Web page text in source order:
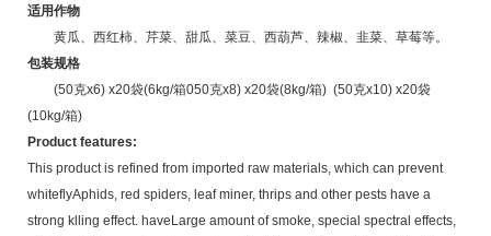
适用作物
黄瓜、西红柿、芹菜、甜瓜、菜豆、西葫芦、辣椒、韭菜、草莓等。
包装规格
(50克x6) x20袋(6kg/箱050克x8) x20袋(8kg/箱) (50克x10) x20袋
(10kg/箱)
Product features:
This product is refined from imported raw materials, which can prevent
whiteflyAphids, red spiders, leaf miner, thrips and other pests have a
strong klling effect. haveLarge amount of smoke, special spectral effects,